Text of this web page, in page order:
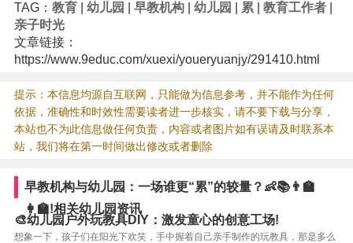
TAG： 教育| 幼儿园 早教机构| 幼儿园 累| 教育工作者|
亲子时光
文章链接：
https://www.9educ.com/xuexi/youeryuanjy/291410.html
提示：本信息均源自互联网，只能做为信息参考，并不能作为任何
依据，准确性和时效性需要读者进一步核实，请不要下载与分享，
本站也不为此信息做任何负责，内容或者图片如有误请及时联系本
站，我们将在第一时间做出修改或者删除
早教机构与幼儿园：一场谁更“累”的较量？👶📚👨‍🏫
👩‍🏫!相关幼儿园资讯
🎨幼儿园户外玩教具DIY：激发童心的创意工场!
想象一下，孩子们在阳光下欢笑，手中握着自己亲手制作的玩教具，那是多么